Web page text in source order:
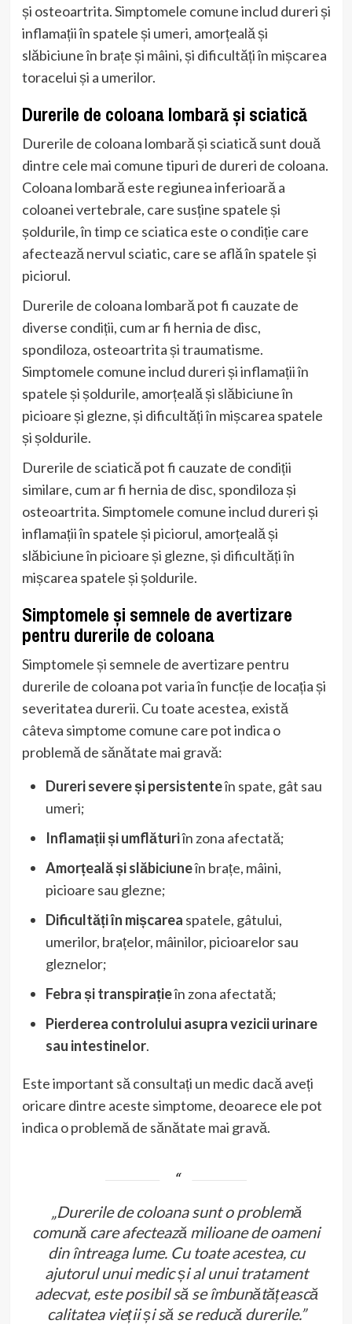
și osteoartrita. Simptomele comune includ dureri și
inflamații în spatele și umeri, amorțeală și
slăbiciune în brațe și mâini, și dificultăți în mișcarea
toracelui și a umerilor.
Durerile de coloana lombară și sciatică
Durerile de coloana lombară și sciatică sunt două
dintre cele mai comune tipuri de dureri de coloana.
Coloana lombară este regiunea inferioară a
coloanei vertebrale, care susține spatele și
șoldurile, în timp ce sciatica este o condiție care
afectează nervul sciatic, care se află în spatele și
piciorul.
Durerile de coloana lombară pot fi cauzate de
diverse condiții, cum ar fi hernia de disc,
spondiloza, osteoartrita și traumatisme.
Simptomele comune includ dureri și inflamații în
spatele și șoldurile, amorțeală și slăbiciune în
picioare și glezne, și dificultăți în mișcarea spatele
și șoldurile.
Durerile de sciatică pot fi cauzate de condiții
similare, cum ar fi hernia de disc, spondiloza și
osteoartrita. Simptomele comune includ dureri și
inflamații în spatele și piciorul, amorțeală și
slăbiciune în picioare și glezne, și dificultăți în
mișcarea spatele și șoldurile.
Simptomele și semnele de avertizare
pentru durerile de coloana
Simptomele și semnele de avertizare pentru
durerile de coloana pot varia în funcție de locația și
severitatea durerii. Cu toate acestea, există
câteva simptome comune care pot indica o
problemă de sănătate mai gravă:
Dureri severe și persistenteîn spate, gât sau
umeri;
Inflamații și umflăturiîn zona afectată;
Amorțeală și slăbiciuneîn brațe, mâini,
picioare sau glezne;
Dificultăți în mișcarea spatele, gâtului,
umerilor, brațelor, mâinilor, picioarelor sau
gleznelor;
Febra și transpirațieîn zona afectată;
Pierderea controlului asupra vezicii urinare
sau intestinelor.
Este important să consultați un medic dacă aveți
oricare dintre aceste simptome, deoarece ele pot
indica o problemă de sănătate mai gravă.
„Durerile de coloana sunt o problemă
comună care afectează milioane de oameni
din întreaga lume. Cu toate acestea, cu
ajutorul unui medic și al unui tratament
adecvat, este posibil să se îmbunătățească
calitatea vieții și să se reducă durerile.”